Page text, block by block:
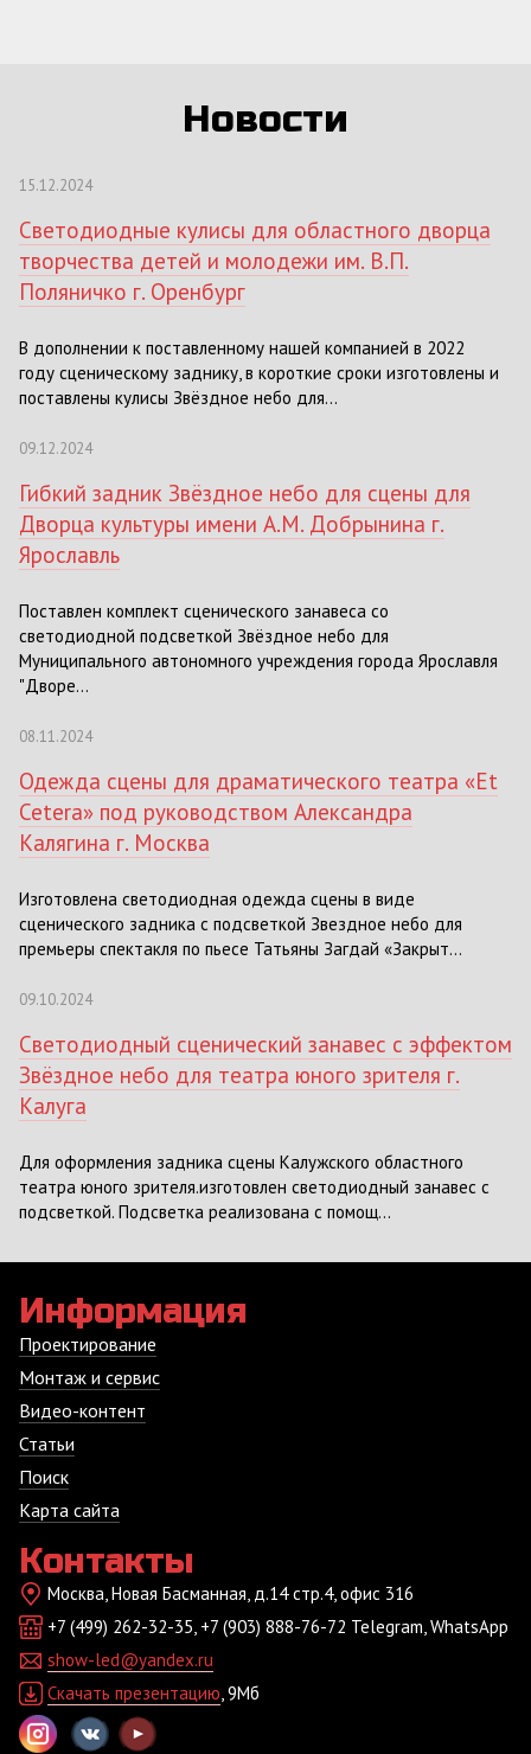
Новости
15.12.2024
Светодиодные кулисы для областного дворца
творчества детей и молодежи им. В.П.
Поляничко г. Оренбург
В дополнении к поставленному нашей компанией в 2022
году сценическому заднику, в короткие сроки изготовлены и
поставлены кулисы Звёздное небо для...
09.12.2024
Гибкий задник Звёздное небо для сцены для
Дворца культуры имени А.М. Добрынина г.
Ярославль
Поставлен комплект сценического занавеса со
светодиодной подсветкой Звёздное небо для
Муниципального автономного учреждения города Ярославля
"Дворе...
08.11.2024
Одежда сцены для драматического театра «Et
Cetera» под руководством Александра
Калягина г. Москва
Изготовлена светодиодная одежда сцены в виде
сценического задника с подсветкой Звездное небо для
премьеры спектакля по пьесе Татьяны Загдай «Закрыт...
09.10.2024
Светодиодный сценический занавес с эффектом
Звёздное небо для театра юного зрителя г.
Калуга
Для оформления задника сцены Калужского областного
театра юного зрителя.изготовлен светодиодный занавес с
подсветкой. Подсветка реализована с помощ...
Информация
Проектирование
Монтаж и сервис
Видео-контент
Статьи
Поиск
Карта сайта
Контакты
Москва, Новая Басманная, д.14 стр.4, офис 316
+7 (499) 262-32-35, +7 (903) 888-76-72 Telegram, WhatsApp
show-led@yandex.ru
Скачать презентацию , 9Мб